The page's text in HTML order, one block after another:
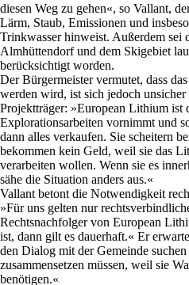
diesen Weg zu gehen«, so Vallant,
Lärm, Staub, Emissionen und
Trinkwasser hinweist. Außerdem sei
Almhüttendorf und dem Skigebiet
berücksichtigt worden.
Der Bürgermeister vermutet, dass
werden wird, ist sich jedoch unsicher
Projektträger: »European Lithium ist
Explorationsarbeiten vornimmt und
dann alles verkaufen. Sie scheitern
bekommen kein Geld, weil sie das
verarbeiten wollen. Wenn sie es
sähe die Situation anders aus.«
Vallant betont die Notwendigkeit
»Für uns gelten nur
Rechtsnachfolger von European
ist, dann gilt es dauerhaft.« Er
den Dialog mit der Gemeinde
zusammensetzen müssen, weil sie
benötigen.«